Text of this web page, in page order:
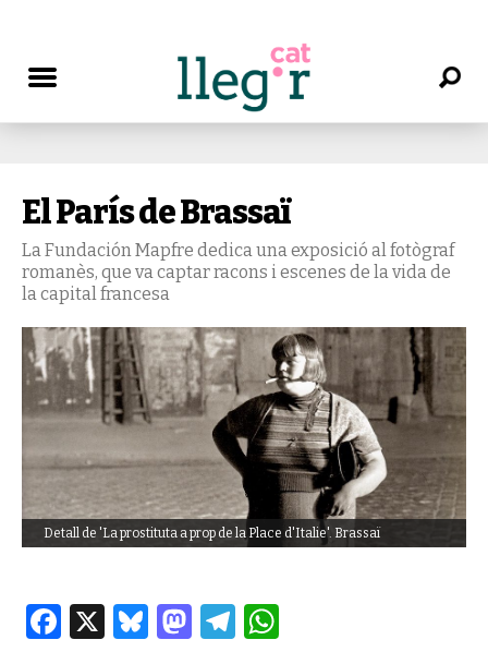
El París de Brassaï
La Fundación Mapfre dedica una exposició al fotògraf
romanès, que va captar racons i escenes de la vida de
la capital francesa
Detall de 'La prostituta a prop de la Place d'Italie'. Brassaï
Facebook
X Bluesky
Mastodon
Telegram